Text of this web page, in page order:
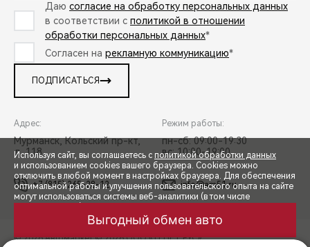
СПЕЦПРЕДЛОЖЕНИЯ
ЗАПИСЬ НА ТЕСТ-ДРАЙВ
Даю согласие на обработку персональных данных
в соответствии с политикой в отношении
обработки персональных данных*
Согласен на рекламную коммуникацию*
ПОДПИСАТЬСЯ
Адрес:
Мурманск, Кольский пр-кт,
д. 118
Режим работы:
пн-сб: 09:00-19:30
вс: 10:00-19:00
+7 (815) 265-28-12 info@am51.ru
© 2026 Автомаркет © 2026 ООО «ТЕНЕТ РУС»
Используя сайт, вы соглашаетесь с политикой обработки данных
и использованием cookies вашего браузера. Cookies можно
отключить в любой момент в настройках браузера. Для обеспечения
оптимальной работы и улучшения пользовательского опыта на сайте
могут использоваться системы веб-аналитики (в том числе
с применением указанных технологий и размещением cookie-
Выгодный обмен авто